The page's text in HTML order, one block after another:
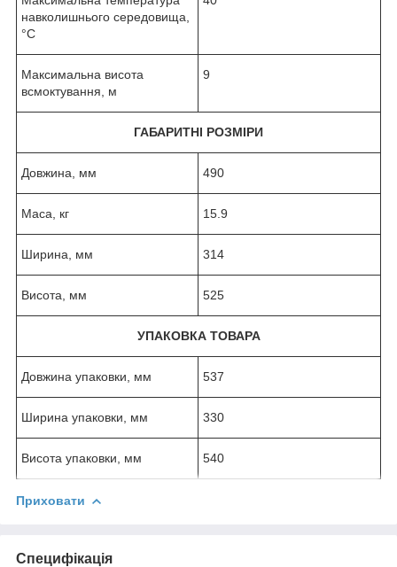
навколишнього середовища,
°C
Максимальна висота
всмоктування, м
9
ГАБАРИТНІ РОЗМІРИ
Довжина, мм 490
Маса, кг 15.9
Ширина, мм 314
Висота, мм 525
УПАКОВКА ТОВАРА
Довжина упаковки, мм 537
Ширина упаковки, мм 330
Висота упаковки, мм 540
Приховати
Специфікація